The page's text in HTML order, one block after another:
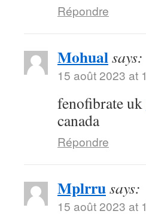
Répondre
Mohualsays:
15 août 2023 at
fenofibrate uk
canada
Répondre
Mplrrusays:
15 août 2023 at